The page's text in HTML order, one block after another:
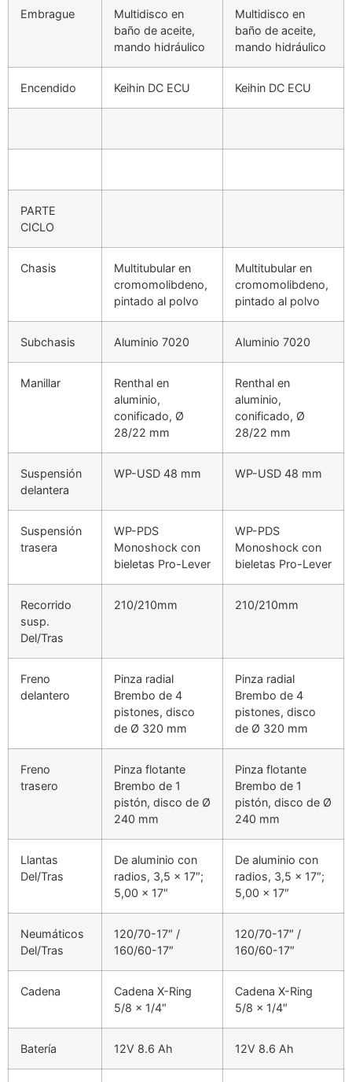
Embrague
Multidisco en
baño de aceite,
mando hidráulico
Multidisco en
baño de aceite,
mando hidráulico
Encendido Keihin DC ECU Keihin DC ECU
PARTE
CICLO
Chasis
Multitubular en
cromomolibdeno,
pintado al polvo
Multitubular en
cromomolibdeno,
pintado al polvo
Subchasis Aluminio 7020 Aluminio 7020
Manillar
Renthal en
aluminio,
conificado, Ø
28/22 mm
Renthal en
aluminio,
conificado, Ø
28/22 mm
Suspensión
delantera
WP-USD 48 mm WP-USD 48 mm
Suspensión
trasera
WP-PDS
Monoshock con
bieletas Pro-Lever
WP-PDS
Monoshock con
bieletas Pro-Lever
Recorrido
susp.
Del/Tras
210/210mm 210/210mm
Freno
delantero
Pinza radial
Brembo de 4
pistones, disco
de Ø 320 mm
Pinza radial
Brembo de 4
pistones, disco
de Ø 320 mm
Freno
trasero
Pinza flotante
Brembo de 1
pistón, disco de Ø
240 mm
Pinza flotante
Brembo de 1
pistón, disco de Ø
240 mm
Llantas
Del/Tras
De aluminio con
radios, 3,5 x 17″;
5,00 x 17″
De aluminio con
radios, 3,5 x 17″;
5,00 x 17″
Neumáticos
Del/Tras
120/70-17″ /
160/60-17″
120/70-17″ /
160/60-17″
Cadena
Cadena X-Ring
5/8 x 1/4″
Cadena X-Ring
5/8 x 1/4″
Batería 12V 8.6 Ah 12V 8.6 Ah